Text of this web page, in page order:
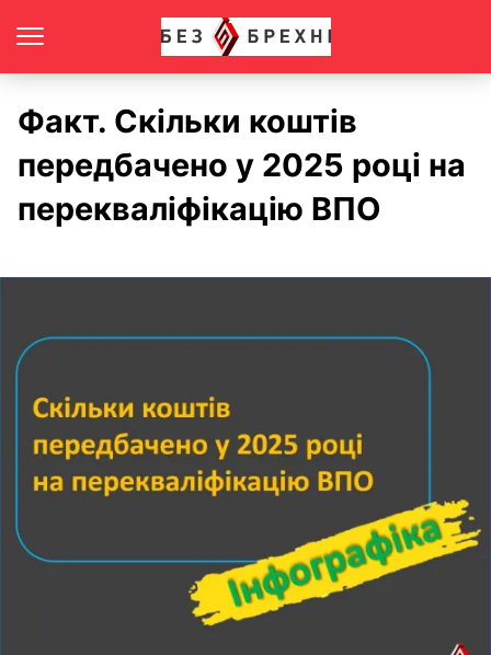
Факт. Скільки коштів
передбачено у 2025 році на
перекваліфікацію ВПО